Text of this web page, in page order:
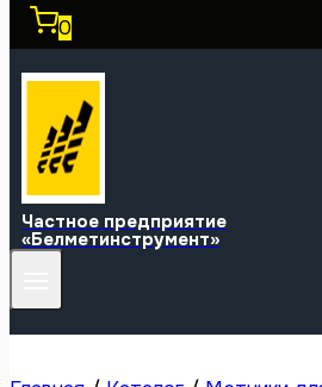
0
Частное предприятие
«Белметинструмент»